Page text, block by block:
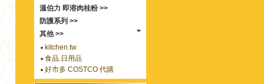
溫伯力 即溶肉桂粉 >>
防護系列 >>
其他 >>
kitchen.tw
食品.日用品
好市多 COSTCO 代購